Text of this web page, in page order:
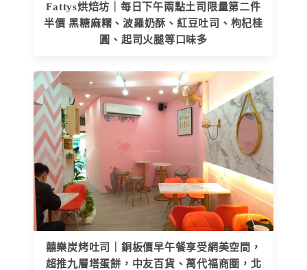
Fattys烘焙坊｜每日下午兩點土司限量第二件
半價 黑糖麻糬、波羅奶酥、紅豆吐司、枸杞桂
圓、起司火腿等口味多
囍樂炭烤吐司｜銅板價早午餐享受網美空間，
超推九層塔蛋餅，中友百貨、萬代福商圈，北